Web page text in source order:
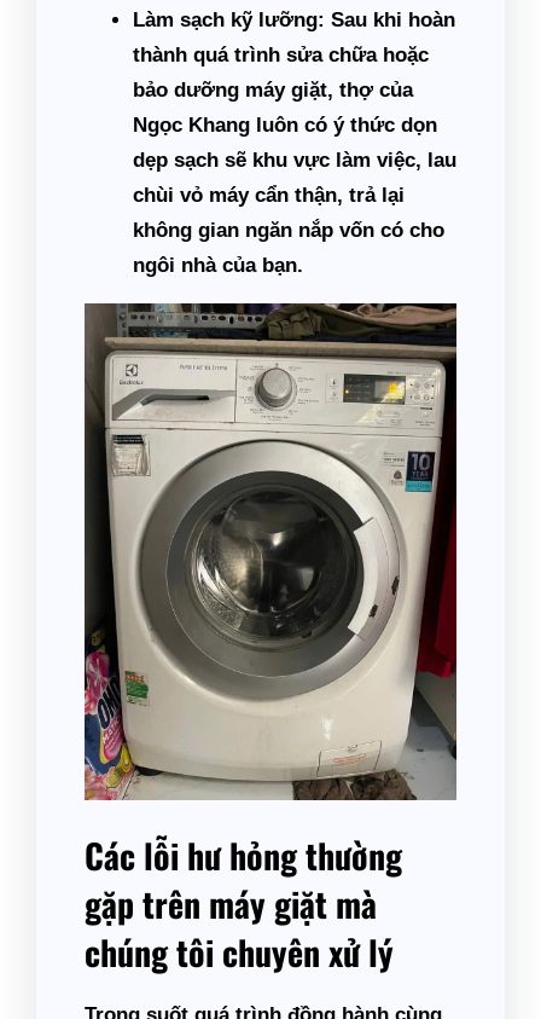
Làm sạch kỹ lưỡng: Sau khi hoàn
thành quá trình sửa chữa hoặc
bảo dưỡng máy giặt, thợ của
Ngọc Khang luôn có ý thức dọn
dẹp sạch sẽ khu vực làm việc, lau
chùi vỏ máy cẩn thận, trả lại
không gian ngăn nắp vốn có cho
ngôi nhà của bạn.
Các lỗi hư hỏng thường
gặp trên máy giặt mà
chúng tôi chuyên xử lý
Trong suốt quá trình đồng hành cùng